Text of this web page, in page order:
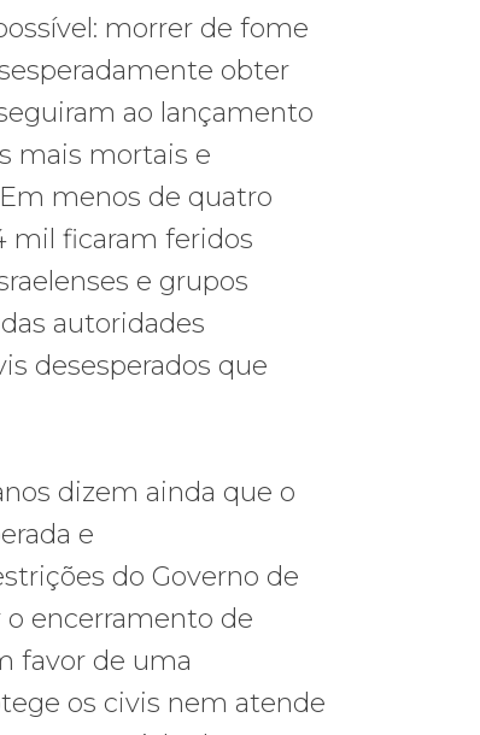
morrer de fome
obter
ao lançamento
mais mortais e
menos de quatro
mil ficaram feridos
e grupos
autoridades
desesperados que
dizem ainda que o
e
do Governo de
o encerramento de
favor de uma
os civis nem atende